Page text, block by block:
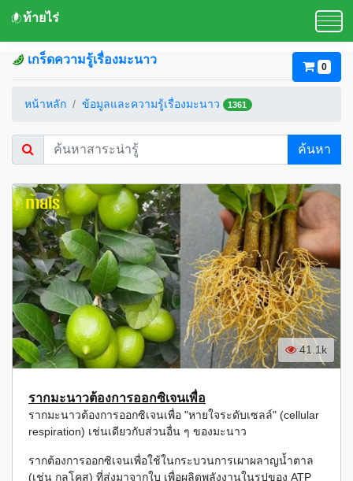
ท้ายไร่
เกร็ดความรู้เรื่องมะนาว
0
หน้าหลัก ข้อมูลและความรู้เรื่องมะนาว 1361
ค้นหา
41.1k
รากมะนาวต้องการออกซิเจนเพื่อ
รากมะนาวต้องการออกซิเจนเพื่อ "หายใจระดับเซลล์" (cellular
respiration) เช่นเดียวกับส่วนอื่น ๆ ของมะนาว
รากต้องการออกซิเจนเพื่อใช้ในกระบวนการเผาผลาญน้ำตาล
(เช่น กลูโคส) ที่ส่งมาจากใบ เพื่อผลิตพลังงานในรูปของ ATP